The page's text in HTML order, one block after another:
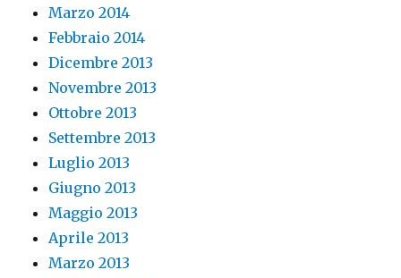
Marzo 2014
Febbraio 2014
Dicembre 2013
Novembre 2013
Ottobre 2013
Settembre 2013
Luglio 2013
Giugno 2013
Maggio 2013
Aprile 2013
Marzo 2013